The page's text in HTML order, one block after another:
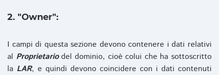
2. "Owner":
I campi di questa sezione devono contenere i dati relativi
al Proprietariodel dominio, cioè colui che ha sottoscritto
la LAR, e quindi devono coincidere con i dati contenuti